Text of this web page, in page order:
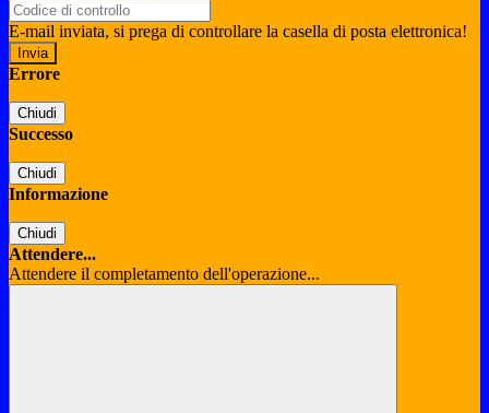
E-mail inviata, si prega di controllare la casella di posta elettronica!
Errore
Chiudi
Successo
Chiudi
Informazione
Chiudi
Attendere...
Attendere il completamento dell'operazione...